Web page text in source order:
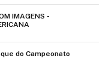
IMAGENS -
do Campeonato